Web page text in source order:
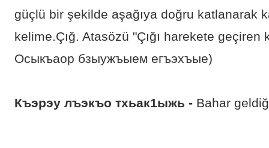
güçlü bir şekilde aşağıya doğru katlanarak
kelime.Çığ. Atasözü "Çığı harekete
Осыкъаор бзыужъыем егъэхъые)
Къэрэу лъэкъо тхьак1ыжь - Bahar